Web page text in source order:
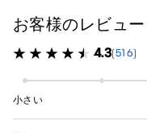
お客様のレビュー
4.3(516)
小さい